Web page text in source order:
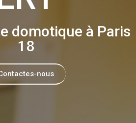
domotique à Paris
18
nous